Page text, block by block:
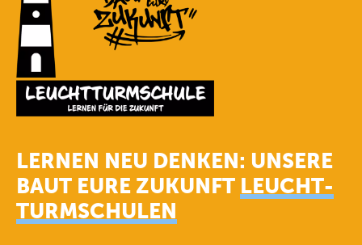
LERNEN NEU DENKEN: UNSERE
BAUT EURE ZUKUNFT LEUCHT­
TURM­SCHULEN